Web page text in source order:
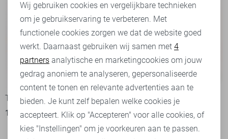
-60%
Tommy Jeans Jas
104,00 259,90
Tommy Jeans Jas
129,95
259,90
Personalisatie cookies
Analytische cookies
Marketing cookies
Wij gebruiken cookies en vergelijkbare technieken
om je gebruikservaring te verbeteren. Met
functionele cookies zorgen we dat de website goed
werkt. Daarnaast gebruiken wij samen met 4
partners analytische en marketingcookies om jouw
gedrag anoniem te analyseren, gepersonaliseerde
content te tonen en relevante advertenties aan te
bieden. Je kunt zelf bepalen welke cookies je
accepteert. Klik op "Accepteren" voor alle cookies, of
kies "Instellingen" om je voorkeuren aan te passen.